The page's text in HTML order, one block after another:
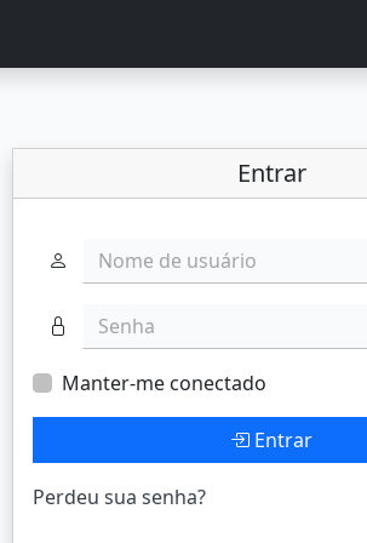
Entrar
Nome de usuário
Senha
Manter-me conectado
Entrar
Perdeu sua senha?